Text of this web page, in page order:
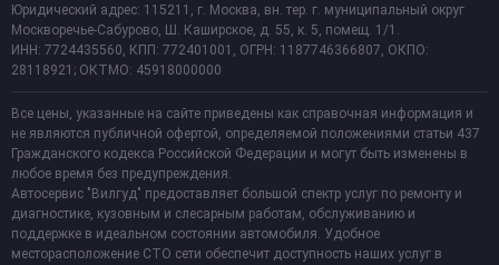
Юридический адрес: 115211, г. Москва, вн. тер. г. муниципальный округ
Москворечье-Сабурово, Ш. Каширское, д. 55, к. 5, помещ. 1/1.
ИНН: 7724435560, КПП: 772401001, ОГРН: 1187746366807, ОКПО:
28118921; ОКТМО: 45918000000
Все цены, указанные на сайте приведены как справочная информация и
не являются публичной офертой, определяемой положениями статьи 437
Гражданского кодекса Российской Федерации и могут быть изменены в
любое время без предупреждения.
Автосервис "Вилгуд" предоставляет большой спектр услуг по ремонту и
диагностике, кузовным и слесарным работам, обслуживанию и
поддержке в идеальном состоянии автомобиля. Удобное
месторасположение СТО сети обеспечит доступность наших услуг в